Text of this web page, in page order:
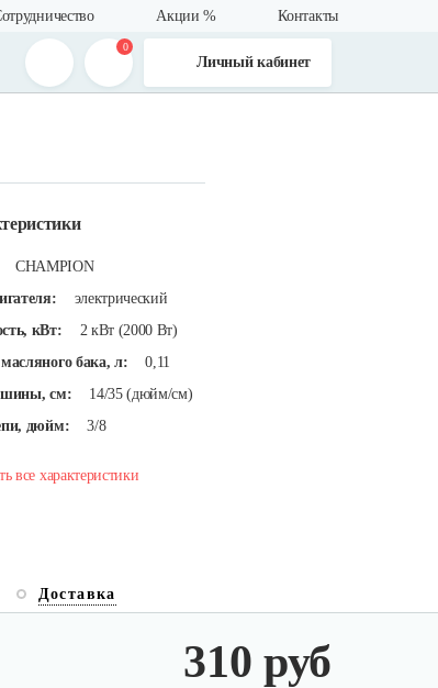
Акции % Контакты
0
Личный кабинет
CHAMPION
электрический
кВт:
2 кВт (2000 Вт)
бака, л:
0,11
см:
14/35 (дюйм/см)
дюйм:
3/8
все характеристики
Доставка
310 руб